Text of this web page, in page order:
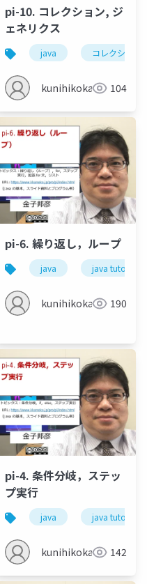
多相性 インターフェイ
pi-10. コレクション, ジ
ェネリクス
java コレクション
kunihikokaneko104
pi-6. 繰り返し，ループ
java java tutor
kunihikokaneko190
コレクション リスト
pi-4. 条件分岐，ステッ
プ実行
java java tutor
kunihikokaneko142